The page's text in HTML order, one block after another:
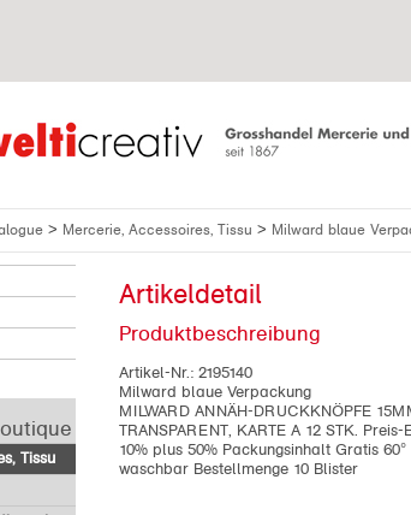
> Mercerie, Accessoires, Tissu > Milward blaue
Tissu
Artikeldetail
Produktbeschreibung
Artikel-Nr.: 2195140
Milward blaue Verpackung
MILWARD ANNÄH-DRUCKKNÖPFE
TRANSPARENT, KARTE A 12 STK.
10% plus 50% Packungsinhalt Gratis 60°
waschbar Bestellmenge 10 Blister